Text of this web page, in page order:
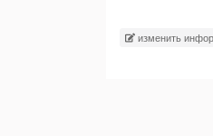
изменить